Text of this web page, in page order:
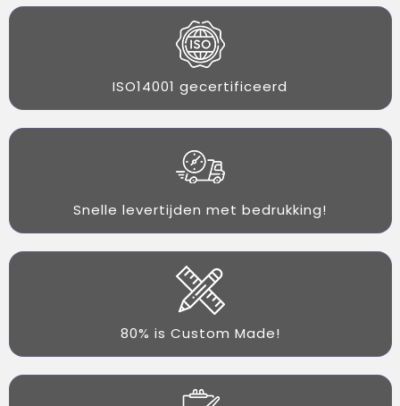
ISO14001 gecertificeerd
Snelle levertijden met bedrukking!
80% is Custom Made!